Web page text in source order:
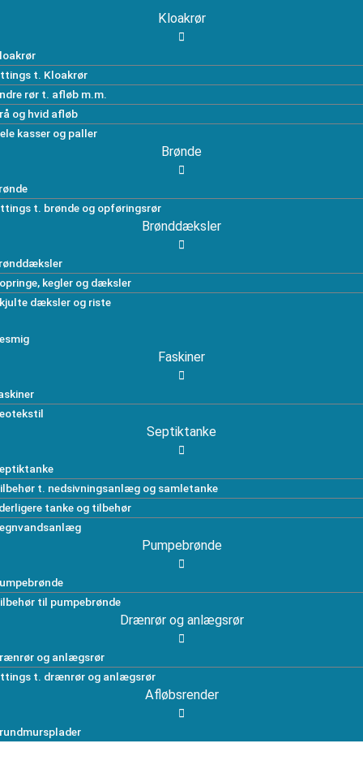
Kloakrør
t. Kloakrør
rør t. afløb m.m.
og hvid afløb
kasser og paller
Brønde
t. brønde og opføringsrør
Brønddæksler
kegler og dæksler
dæksler og riste
Faskiner
Septiktanke
t. nedsivningsanlæg og samletanke
tanke og tilbehør
Pumpebrønde
til pumpebrønde
Drænrør og anlægsrør
og anlægsrør
t. drænrør og anlægsrør
Afløbsrender